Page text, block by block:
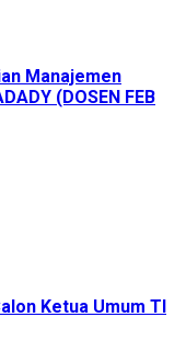
Manajemen
(DOSEN FEB
Ketua Umum TI